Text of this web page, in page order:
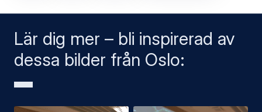
Lär dig mer – bli inspirerad av
dessa bilder från Oslo: